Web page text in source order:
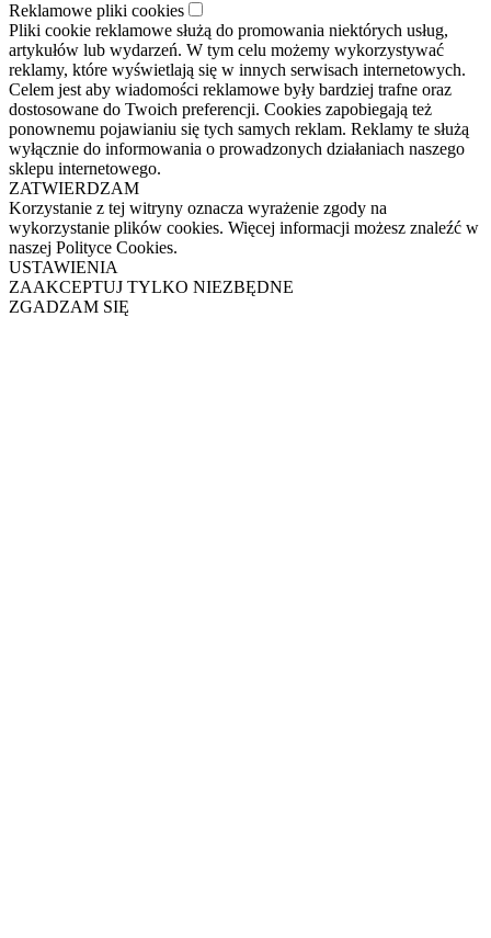
Reklamowe pliki cookies
Pliki cookie reklamowe służą do promowania niektórych usług,
artykułów lub wydarzeń. W tym celu możemy wykorzystywać
reklamy, które wyświetlają się w innych serwisach internetowych.
Celem jest aby wiadomości reklamowe były bardziej trafne oraz
dostosowane do Twoich preferencji. Cookies zapobiegają też
ponownemu pojawianiu się tych samych reklam. Reklamy te służą
wyłącznie do informowania o prowadzonych działaniach naszego
sklepu internetowego.
ZATWIERDZAM
Korzystanie z tej witryny oznacza wyrażenie zgody na
wykorzystanie plików cookies. Więcej informacji możesz znaleźć w
naszej Polityce Cookies.
USTAWIENIA
ZAAKCEPTUJ TYLKO NIEZBĘDNE
ZGADZAM SIĘ